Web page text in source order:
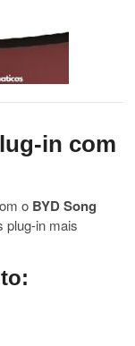
in com
o BYD Song
plug-in mais